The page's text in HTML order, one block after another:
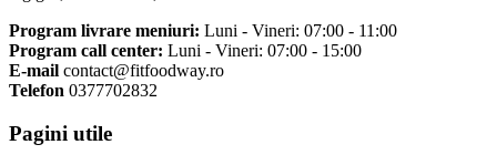
Program livrare meniuri: Luni - Vineri: 07:00 - 11:00
Program call center: Luni - Vineri: 07:00 - 15:00
E-mail contact@fitfoodway.ro
Telefon 0377702832
Pagini utile